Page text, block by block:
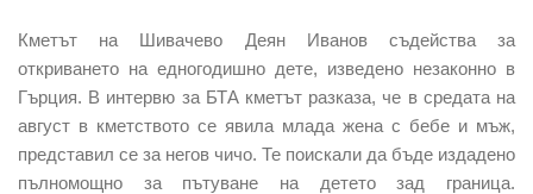
Кметът на Шивачево Деян Ивановсъдейства за
откриването на едногодишно дете, изведено незаконно в
Гърция. В интервю за БТА кметът разказа, че в средата на
август в кметството се явила млада жена с бебе и мъж,
представил се за негов чичо. Те поискали да бъде издадено
пълномощно за пътуване на детето зад граница.